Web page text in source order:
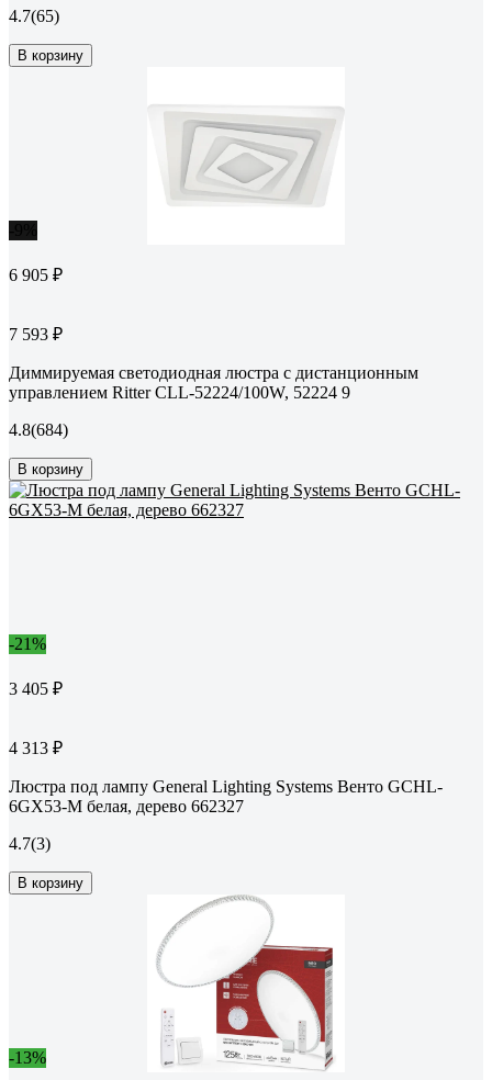
4.7(65)
В корзину
6 905 ₽
7 593 ₽
Диммируемая светодиодная люстра с дистанционным
управлением Ritter CLL-52224/100W, 52224 9
4.8(684)
В корзину
-21%
3 405 ₽
4 313 ₽
Люстра под лампу General Lighting Systems Венто GCHL-
6GX53-M белая, дерево 662327
4.7(3)
В корзину
-13%